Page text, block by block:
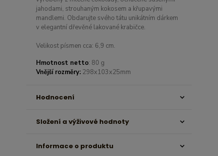
jahodami, strouhaným kokosem a křupavými
mandlemi. Obdarujte svého tátu unikátním dárkem
v elegantní dřevěné lakované krabičce.
Velikost písmen cca: 6,9 cm.
Hmotnost netto: 80 g
Vnější rozměry: 298x103x25mm
Hodnocení
Složení a výživové hodnoty
Informace o produktu